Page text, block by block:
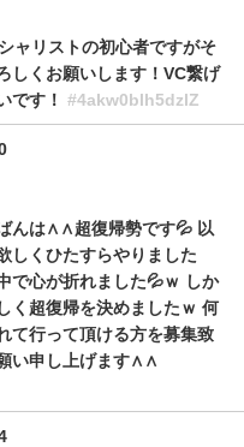
ャリストの初心者ですがそ
しくお願いします！VC繋げ
です！ #4akw0blh5dzlZ
んは∧∧超復帰勢です💦 以
しくひたすらやりました
で心が折れました💦ｗ しか
く超復帰を決めましたｗ 何
て行って頂ける方を募集致
い申し上げます∧∧